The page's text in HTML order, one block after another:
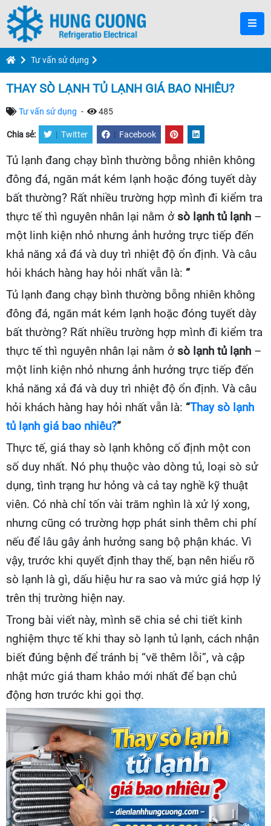
Tư vấn sử dụng
THAY SÒ LẠNH TỦ LẠNH GIÁ BAO NHIÊU?
Tư vấn sử dụng - 485
Chia sẻ: | Twitter | Facebook
Tủ lạnh đang chạy bình thường bỗng nhiên không
đông đá, ngăn mát kém lạnh hoặc đóng tuyết dày
bất thường? Rất nhiều trường hợp mình đi kiểm tra
thực tế thì nguyên nhân lại nằm ở sò lạnh tủ lạnh –
một linh kiện nhỏ nhưng ảnh hưởng trực tiếp đến
khả năng xả đá và duy trì nhiệt độ ổn định. Và câu
hỏi khách hàng hay hỏi nhất vẫn là: “
Tủ lạnh đang chạy bình thường bỗng nhiên không
đông đá, ngăn mát kém lạnh hoặc đóng tuyết dày
bất thường? Rất nhiều trường hợp mình đi kiểm tra
thực tế thì nguyên nhân lại nằm ở sò lạnh tủ lạnh –
một linh kiện nhỏ nhưng ảnh hưởng trực tiếp đến
khả năng xả đá và duy trì nhiệt độ ổn định. Và câu
hỏi khách hàng hay hỏi nhất vẫn là: “Thay sò lạnh
tủ lạnh giá bao nhiêu?”
Thực tế, giá thay sò lạnh không cố định một con
số duy nhất. Nó phụ thuộc vào dòng tủ, loại sò sử
dụng, tình trạng hư hỏng và cả tay nghề kỹ thuật
viên. Có nhà chỉ tốn vài trăm nghìn là xử lý xong,
nhưng cũng có trường hợp phát sinh thêm chi phí
nếu để lâu gây ảnh hưởng sang bộ phận khác. Vì
vậy, trước khi quyết định thay thế, bạn nên hiểu rõ
sò lạnh là gì, dấu hiệu hư ra sao và mức giá hợp lý
trên thị trường hiện nay.
Trong bài viết này, mình sẽ chia sẻ chi tiết kinh
nghiệm thực tế khi thay sò lạnh tủ lạnh, cách nhận
biết đúng bệnh để tránh bị “vẽ thêm lỗi”, và cập
nhật mức giá tham khảo mới nhất để bạn chủ
động hơn trước khi gọi thợ.